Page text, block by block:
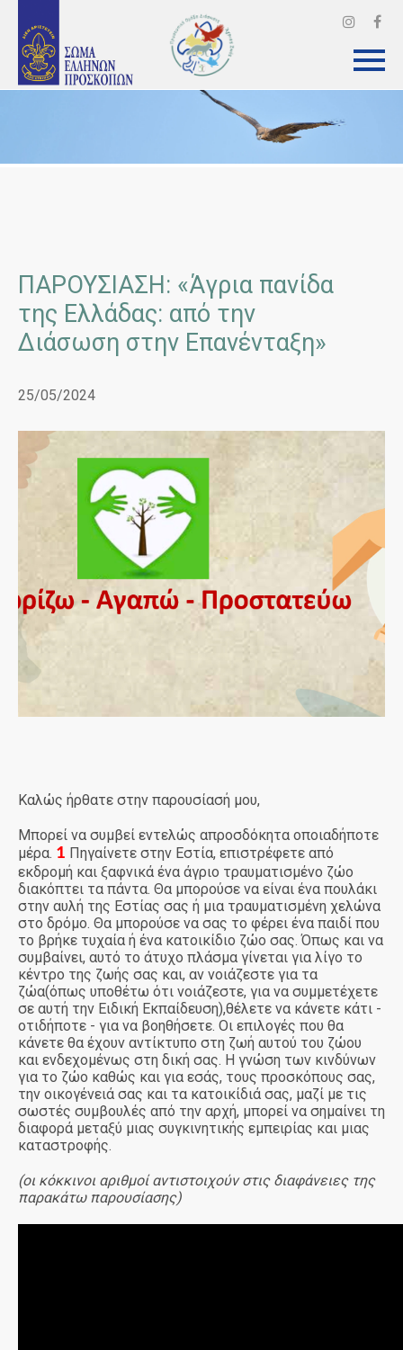
ΠΑΡΟΥΣΙΑΣΗ: «Άγρια πανίδα
της Ελλάδας: από την
Διάσωση στην Επανένταξη»
25/05/2024
Καλώς ήρθατε στην παρουσίασή μου,
Μπορεί να συμβεί εντελώς απροσδόκητα οποιαδήποτε
μέρα. 1 Πηγαίνετε στην Εστία, επιστρέφετε από
εκδρομή και ξαφνικά ένα άγριο τραυματισμένο ζώο
διακόπτει τα πάντα. Θα μπορούσε να είναι ένα πουλάκι
στην αυλή της Εστίας σας ή μια τραυματισμένη χελώνα
στο δρόμο. Θα μπορούσε να σας το φέρει ένα παιδί που
το βρήκε τυχαία ή ένα κατοικίδιο ζώο σας. Όπως και να
συμβαίνει, αυτό το άτυχο πλάσμα γίνεται για λίγο το
κέντρο της ζωής σας και, αν νοιάζεστε για τα
ζώα(όπως υποθέτω ότι νοιάζεστε, για να συμμετέχετε
σε αυτή την Ειδική Εκπαίδευση),θέλετε να κάνετε κάτι -
οτιδήποτε - για να βοηθήσετε. Οι επιλογές που θα
κάνετε θα έχουν αντίκτυπο στη ζωή αυτού του ζώου
και ενδεχομένως στη δική σας. Η γνώση των κινδύνων
για το ζώο καθώς και για εσάς, τους προσκόπους σας,
την οικογένειά σας και τα κατοικίδιά σας, μαζί με τις
σωστές συμβουλές από την αρχή, μπορεί να σημαίνει τη
διαφορά μεταξύ μιας συγκινητικής εμπειρίας και μιας
καταστροφής.
(οι κόκκινοι αριθμοί αντιστοιχούν στις διαφάνειες της
παρακάτω παρουσίασης)